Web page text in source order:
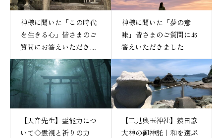
神様に聞いた「この時代
を生きる心」皆さまのご
質問にお答えいただきま
した
神様に聞いた「夢の意
味」皆さまのご質問にお
答えいただきました
【天音先生】霊能力につ
いて◇霊視と祈りの力
【二見興玉神社】猿田彦
大神の御神託｜和を選ぶ